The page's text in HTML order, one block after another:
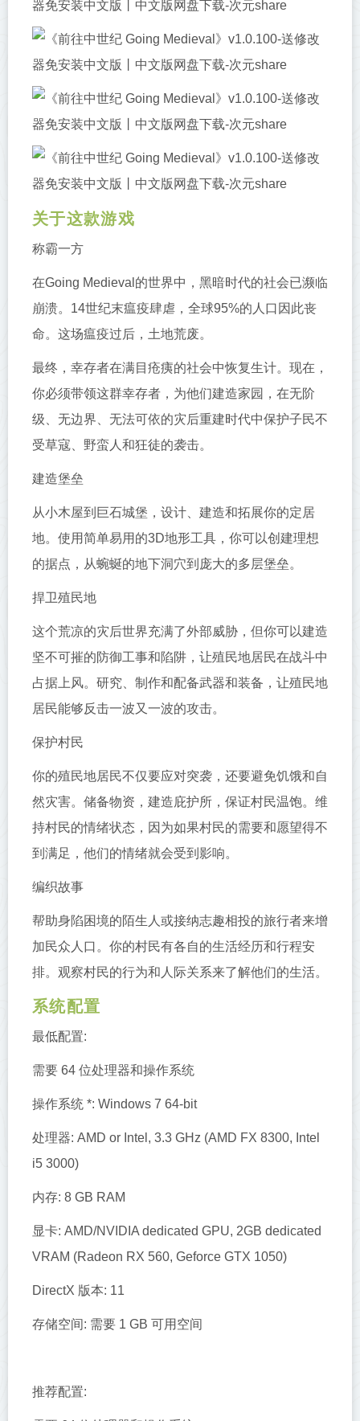
关于这款游戏
称霸一方
在Going Medieval的世界中，黑暗时代的社会已濒临
崩溃。14世纪末瘟疫肆虐，全球95%的人口因此丧
命。这场瘟疫过后，土地荒废。
最终，幸存者在满目疮痍的社会中恢复生计。现在，
你必须带领这群幸存者，为他们建造家园，在无阶
级、无边界、无法可依的灾后重建时代中保护子民不
受草寇、野蛮人和狂徒的袭击。
建造堡垒
从小木屋到巨石城堡，设计、建造和拓展你的定居
地。使用简单易用的3D地形工具，你可以创建理想
的据点，从蜿蜒的地下洞穴到庞大的多层堡垒。
捍卫殖民地
这个荒凉的灾后世界充满了外部威胁，但你可以建造
坚不可摧的防御工事和陷阱，让殖民地居民在战斗中
占据上风。研究、制作和配备武器和装备，让殖民地
居民能够反击一波又一波的攻击。
保护村民
你的殖民地居民不仅要应对突袭，还要避免饥饿和自
然灾害。储备物资，建造庇护所，保证村民温饱。维
持村民的情绪状态，因为如果村民的需要和愿望得不
到满足，他们的情绪就会受到影响。
编织故事
帮助身陷困境的陌生人或接纳志趣相投的旅行者来增
加民众人口。你的村民有各自的生活经历和行程安
排。观察村民的行为和人际关系来了解他们的生活。
系统配置
最低配置:
需要 64 位处理器和操作系统
操作系统 *: Windows 7 64-bit
处理器: AMD or Intel, 3.3 GHz (AMD FX 8300, Intel
i5 3000)
内存: 8 GB RAM
显卡: AMD/NVIDIA dedicated GPU, 2GB dedicated
VRAM (Radeon RX 560, Geforce GTX 1050)
DirectX 版本: 11
存储空间: 需要 1 GB 可用空间
推荐配置: